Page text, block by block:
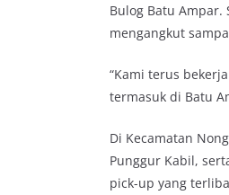
Bulog Batu
mengangkut
“Kami terus
termasuk di Batu
Di Kecamatan
Punggur Kabil,
pick-up yang